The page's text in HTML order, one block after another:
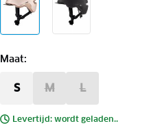
Maat:
S M L
Levertijd: wordt geladen..